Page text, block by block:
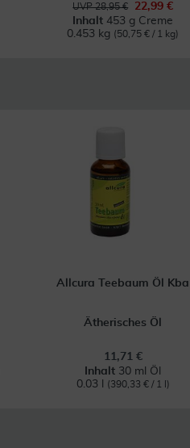
UVP 28,95 €
22,99 €
Inhalt 453 g Creme
0.453 kg (50,75 € / 1 kg)
Allcura Teebaum Öl Kba
Ätherisches Öl
11,71 €
Inhalt 30 ml Öl
0.03 l
(390,33 € / 1 l)